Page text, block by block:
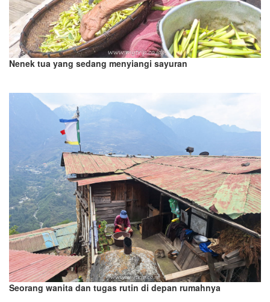
Nenek tua yang sedang menyiangi sayuran
Seorang wanita dan tugas rutin di depan rumahnya